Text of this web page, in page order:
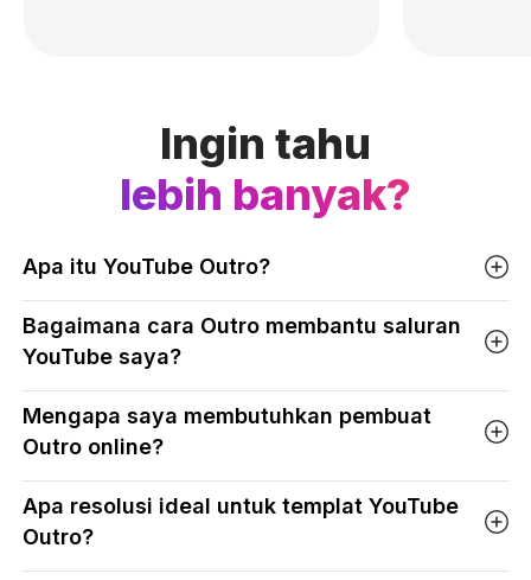
Ingin tahu
lebih banyak?
Apa itu YouTube Outro?
Bagaimana cara Outro membantu saluran
YouTube saya?
Mengapa saya membutuhkan pembuat
Outro online?
Apa resolusi ideal untuk templat YouTube
Outro?